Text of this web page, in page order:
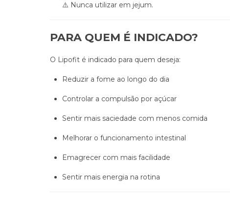
⚠️ Nunca utilizar em jejum.
PARA QUEM É INDICADO?
O Lipofit é indicado para quem deseja:
Reduzir a fome ao longo do dia
Controlar a compulsão por açúcar
Sentir mais saciedade com menos comida
Melhorar o funcionamento intestinal
Emagrecer com mais facilidade
Sentir mais energia na rotina